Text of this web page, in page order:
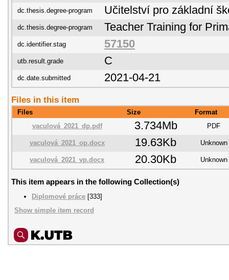
dc.thesis.degree-program Učitelství pro základní
dc.thesis.degree-program Teacher Training for
dc.identifier.stag 57150
utb.result.grade C
dc.date.submitted 2021-04-21
Files in this item
Files Size
Format
vaculová_2021_dp.pdf
3.734Mb PDF
vaculová_2021_op.docx 19.63Kb Unknown
vaculová_2021_vp.docx 20.30Kb Unknown
This item appears in the following Collection(s)
Diplomové práce [333]
Show simple item record